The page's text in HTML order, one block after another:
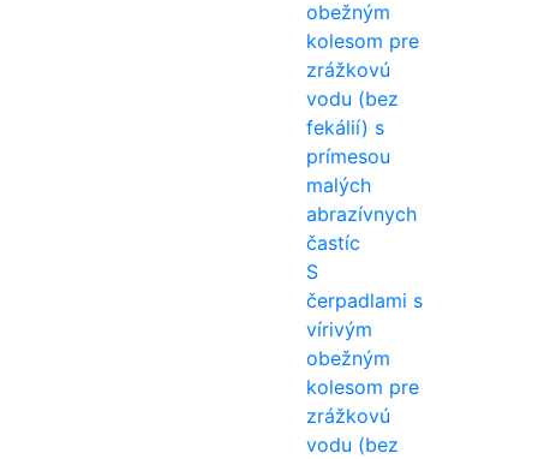
S
čerpadlami s
vírivým
obežným
kolesom pre
zrážkovú
vodu (bez